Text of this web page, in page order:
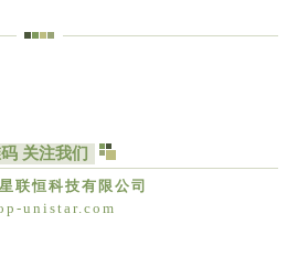
关注我们
联恒科技有限公司
unistar.com